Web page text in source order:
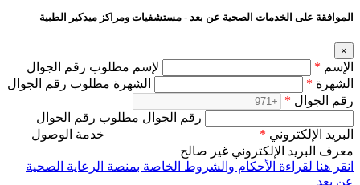
الموافقة على الخدمات الصحية عن بعد - مستشفيات ومراكز ميدكير الطبية
×
الإسم *
لإسم مطلوب رقم الجوال
الشهرة *
الشهرة مطلوب رقم الجوال
رقم الجوال *
رقم الجوال مطلوب رقم الجوال
البريد الإلكتروني *
خدمة الوصول
معرف البريد الإلكتروني غير صالح
انقر هنا لقراءة الأحكام والشروط الخاصة بمنصة الرعاية الصحية
عن بعد